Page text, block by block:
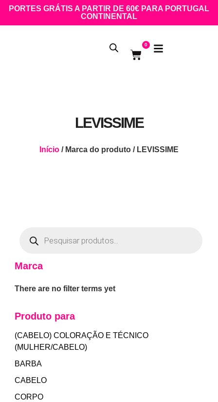
PORTES GRÁTIS A PARTIR DE 60€ PARA PORTUGAL
CONTINENTAL
0
LEVISSIME
Início / Marca do produto / LEVISSIME
Marca
There are no filter terms yet
Produto para
(CABELO) COLORAÇÃO E TÉCNICO
(MULHER/CABELO)
BARBA
CABELO
CORPO